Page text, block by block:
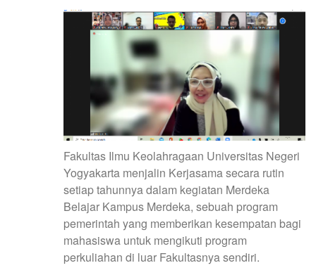
Fakultas Ilmu Keolahragaan Universitas Negeri
Yogyakarta menjalin Kerjasama secara rutin
setiap tahunnya dalam kegiatan Merdeka
Belajar Kampus Merdeka, sebuah program
pemerintah yang memberikan kesempatan bagi
mahasiswa untuk mengikuti program
perkuliahan di luar Fakultasnya sendiri.